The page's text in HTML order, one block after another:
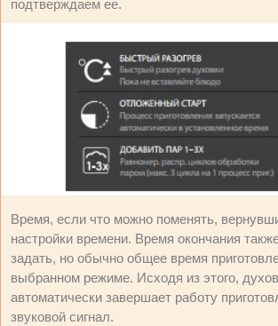
подтверждаем ее.
Время, если что можно поменять,
настройки времени. Время окончания
задать, но обычно общее время
выбранном режиме. Исходя из этого,
автоматически завершает работу
звуковой сигнал.